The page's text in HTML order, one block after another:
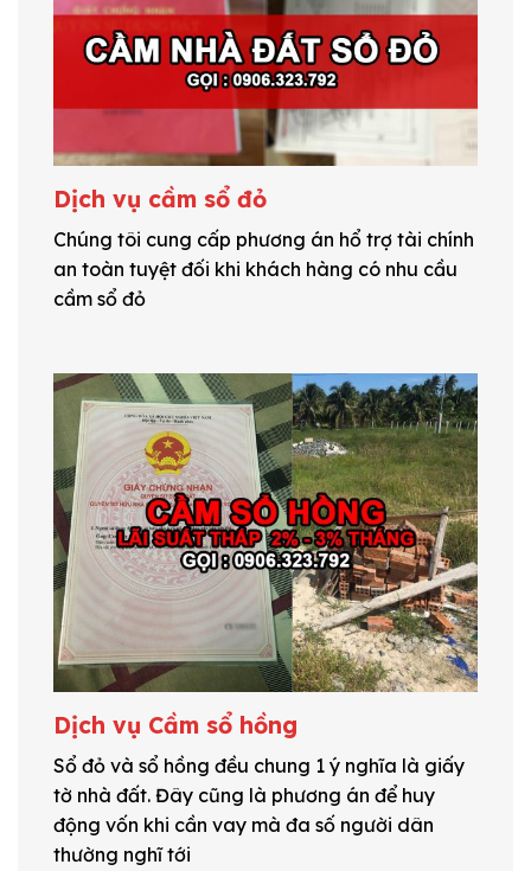
Dịch vụ cầm sổ đỏ
Chúng tôi cung cấp phương án hổ trợ tài chính
an toàn tuyệt đối khi khách hàng có nhu cầu
cầm sổ đỏ
Dịch vụ Cầm sổ hồng
Sổ đỏ và sổ hồng đều chung 1 ý nghĩa là giấy
tờ nhà đất. Đây cũng là phương án để huy
động vốn khi cần vay mà đa số người dân
thường nghĩ tới